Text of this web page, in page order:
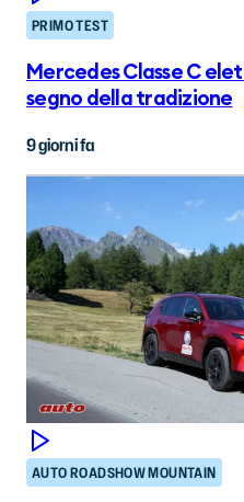
PRIMO TEST
Mercedes Classe C
segno della tradizione
9 giorni fa
AUTO ROADSHOW MOUNTAIN